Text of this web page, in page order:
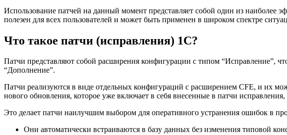
Использование патчей на данный момент представляет собой один из
полезен для всех пользователей и может быть применен в широком спектре
Что такое патчи (исправления) 1С?
Патчи представляют собой расширения конфигурации с типом “Исправление”,
“Дополнение”.
Патчи реализуются в виде отдельных конфигураций с расширением CFE, и их
нового обновления, которое уже включает в себя внесенные в патчи
Это делает патчи наилучшим выбором для оперативного устранения ошибок в
Они автоматически встраиваются в базу данных без изменения типовой